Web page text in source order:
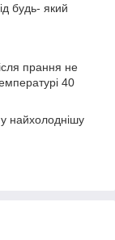
будь- який
прання не
40
у найхолоднішу